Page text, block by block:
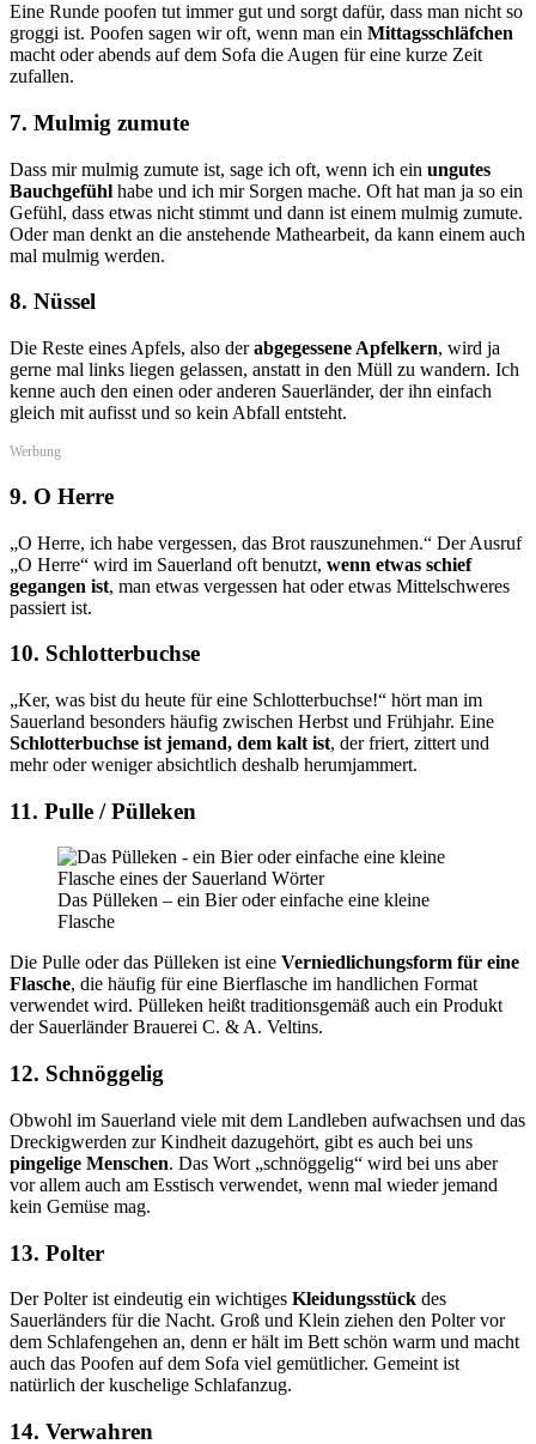
Eine Runde poofen tut immer gut und sorgt dafür, dass man nicht so
groggi ist. Poofen sagen wir oft, wenn man ein Mittagsschläfchen
macht oder abends auf dem Sofa die Augen für eine kurze Zeit
zufallen.
7. Mulmig zumute
Dass mir mulmig zumute ist, sage ich oft, wenn ich ein ungutes
Bauchgefühl habe und ich mir Sorgen mache. Oft hat man ja so ein
Gefühl, dass etwas nicht stimmt und dann ist einem mulmig zumute.
Oder man denkt an die anstehende Mathearbeit, da kann einem auch
mal mulmig werden.
8. Nüssel
Die Reste eines Apfels, also derabgegessene Apfelkern, wird ja
gerne mal links liegen gelassen, anstatt in den Müll zu wandern. Ich
kenne auch den einen oder anderen Sauerländer, der ihn einfach
gleich mit aufisst und so kein Abfall entsteht.
Werbung
9. O Herre
„O Herre, ich habe vergessen, das Brot rauszunehmen.“ Der Ausruf
„O Herre“ wird im Sauerland oft benutzt, wenn etwas schief
gegangen ist, man etwas vergessen hat oder etwas Mittelschweres
passiert ist.
10. Schlotterbuchse
„Ker, was bist du heute für eine Schlotterbuchse!“ hört man im
Sauerland besonders häufig zwischen Herbst und Frühjahr. Eine
Schlotterbuchse ist jemand, dem kalt ist, der friert, zittert und
mehr oder weniger absichtlich deshalb herumjammert.
11. Pulle / Pülleken
Das Pülleken – ein Bier oder einfache eine kleine
Flasche
Die Pulle oder das Pülleken ist eine Verniedlichungsform für eine
Flasche, die häufig für eine Bierflasche im handlichen Format
verwendet wird. Pülleken heißt traditionsgemäß auch ein Produkt
der Sauerländer Brauerei C. & A. Veltins.
12. Schnöggelig
Obwohl im Sauerland viele mit dem Landleben aufwachsen und das
Dreckigwerden zur Kindheit dazugehört, gibt es auch bei uns
pingelige Menschen. Das Wort „schnöggelig“ wird bei uns aber
vor allem auch am Esstisch verwendet, wenn mal wieder jemand
kein Gemüse mag.
13. Polter
Der Polter ist eindeutig ein wichtiges Kleidungsstück des
Sauerländers für die Nacht. Groß und Klein ziehen den Polter vor
dem Schlafengehen an, denn er hält im Bett schön warm und macht
auch das Poofen auf dem Sofa viel gemütlicher. Gemeint ist
natürlich der kuschelige Schlafanzug.
14. Verwahren